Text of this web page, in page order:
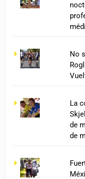
No
La
de
de